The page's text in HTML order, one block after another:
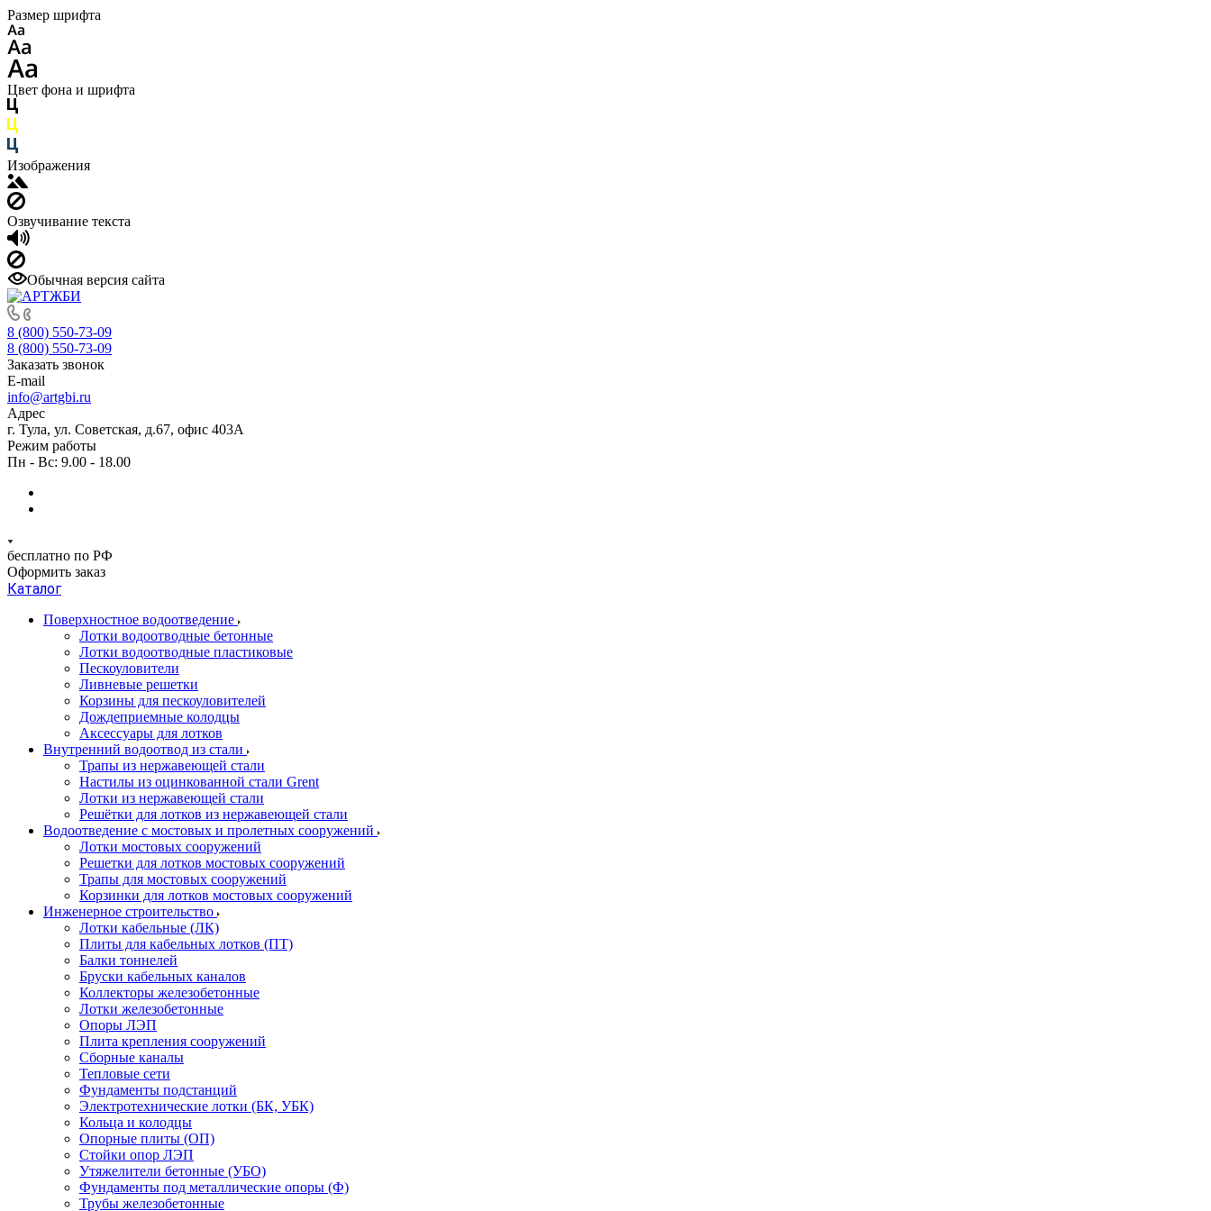
Размер шрифта
Цвет фона и шрифта
Изображения
Озвучивание текста
Обычная версия сайта
8 (800) 550-73-09
8 (800) 550-73-09
Заказать звонок
E-mail
info@artgbi.ru
Адрес
г. Тула, ул. Советская, д.67, офис 403А
Режим работы
Пн - Вс: 9.00 - 18.00
бесплатно по РФ
Оформить заказ
Каталог
Поверхностное водоотведение
Лотки водоотводные бетонные
Лотки водоотводные пластиковые
Пескоуловители
Ливневые решетки
Корзины для пескоуловителей
Дождеприемные колодцы
Аксессуары для лотков
Внутренний водоотвод из стали
Трапы из нержавеющей стали
Настилы из оцинкованной стали Grent
Лотки из нержавеющей стали
Решётки для лотков из нержавеющей стали
Водоотведение с мостовых и пролетных сооружений
Лотки мостовых сооружений
Решетки для лотков мостовых сооружений
Трапы для мостовых сооружений
Корзинки для лотков мостовых сооружений
Инженерное строительство
Лотки кабельные (ЛК)
Плиты для кабельных лотков (ПТ)
Балки тоннелей
Бруски кабельных каналов
Коллекторы железобетонные
Лотки железобетонные
Опоры ЛЭП
Плита крепления сооружений
Сборные каналы
Тепловые сети
Фундаменты подстанций
Электротехнические лотки (БК, УБК)
Кольца и колодцы
Опорные плиты (ОП)
Стойки опор ЛЭП
Утяжелители бетонные (УБО)
Фундаменты под металлические опоры (Ф)
Трубы железобетонные